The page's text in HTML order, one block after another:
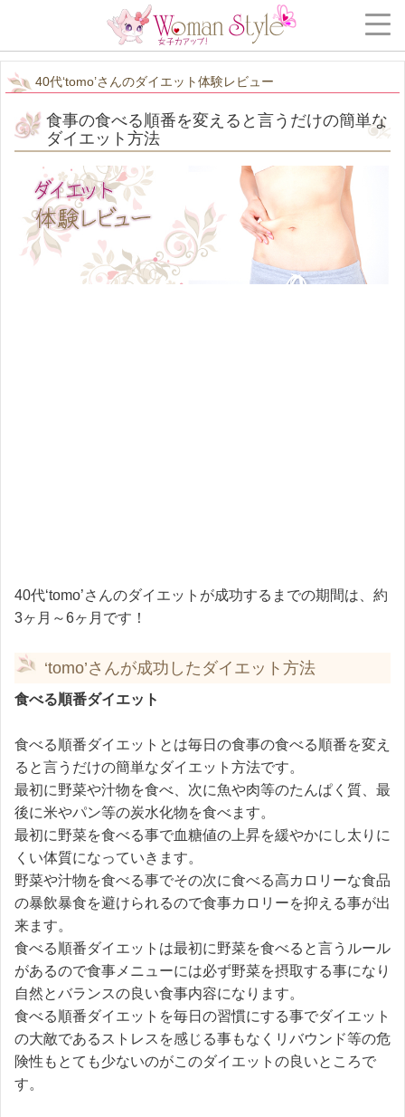
40代‘tomo’さんのダイエット体験レビュー
食事の食べる順番を変えると言うだけの簡単な
ダイエット方法
40代‘tomo’さんのダイエットが成功するまでの期間は、約
3ヶ月～6ヶ月です！
‘tomo’さんが成功したダイエット方法
食べる順番ダイエット
食べる順番ダイエットとは毎日の食事の食べる順番を変え
ると言うだけの簡単なダイエット方法です。
最初に野菜や汁物を食べ、次に魚や肉等のたんぱく質、最
後に米やパン等の炭水化物を食べます。
最初に野菜を食べる事で血糖値の上昇を緩やかにし太りに
くい体質になっていきます。
野菜や汁物を食べる事でその次に食べる高カロリーな食品
の暴飲暴食を避けられるので食事カロリーを抑える事が出
来ます。
食べる順番ダイエットは最初に野菜を食べると言うルール
があるので食事メニューには必ず野菜を摂取する事になり
自然とバランスの良い食事内容になります。
食べる順番ダイエットを毎日の習慣にする事でダイエット
の大敵であるストレスを感じる事もなくリバウンド等の危
険性もとても少ないのがこのダイエットの良いところで
す。